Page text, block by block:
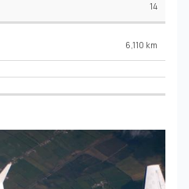
14
6,110 km